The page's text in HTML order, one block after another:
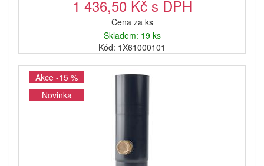
1 436,50 Kč s DPH
Cena za ks
Skladem: 19 ks
Kód: 1X61000101
Akce -15 %
Novinka